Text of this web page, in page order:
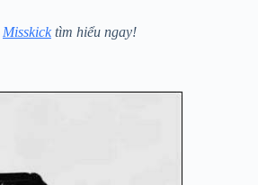
Misskicktìm hiểu ngay!